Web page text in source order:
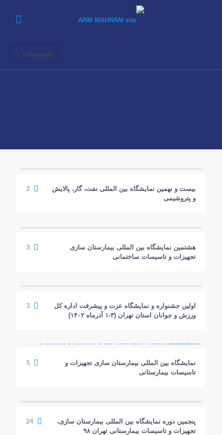
Language
بیست و نهمین نمایشگاه بین المللی نفت، گاز، پالایش
و پتروشیمی
2
هشتمین نمایشگاه بین المللی بیمارستان سازی
تجهیزات و تاسیسات ساختمانی
3
اولین جشنواره و نمایشگاه عزت و پیشرفت اداره کل
ورزش و جوانان استان تهران (۳-۱ آذرماه ۱۴۰۲)
3
نمایشگاه بین المللی بیمارستان سازی تجهیزات و
تاسیسات بیمارستانی
5
پنجمین دوره نمایشگاه بین المللی بیمارستان سازی،
تجهیزات و تاسیسات بیمارستانی تهران ۹۸
24